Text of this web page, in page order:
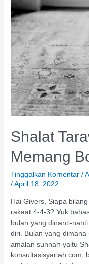
Shalat
Memang
Tinggalkan Komentar /
/April 18, 2022
Hai Givers, Siapa
rakaat 4-4-3? Yuk
bulan yang dinanti-
diri. Bulan yang
amalan sunnah yaitu
konsultasisyariah.com,
4
4
3,
Memang
Boleh?